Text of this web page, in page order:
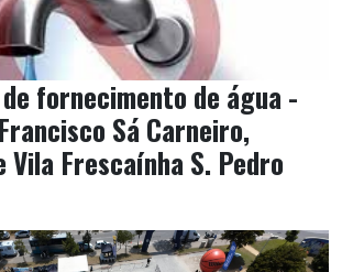
fornecimento de água -
Sá Carneiro,
Vila Frescaínha S. Pedro